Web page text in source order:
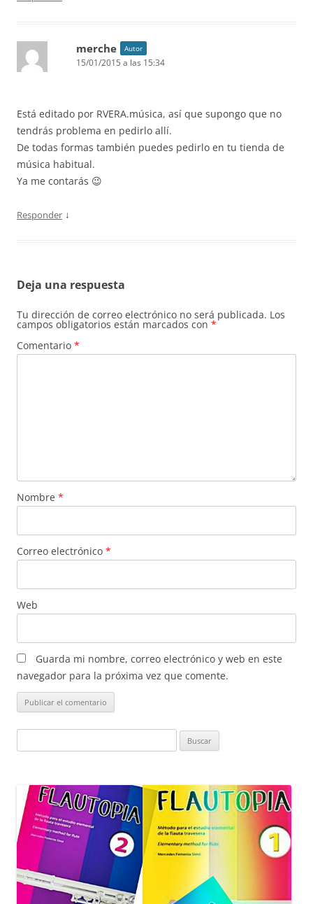
merche Autor
15/01/2015 a las 15:34
Está editado por RVERA.música, así que supongo que no
tendrás problema en pedirlo allí.
De todas formas también puedes pedirlo en tu tienda de
música habitual.
Ya me contarás 😉
Responder ↓
Deja una respuesta
Tu dirección de correo electrónico no será publicada. Los
campos obligatorios están marcados con *
Comentario *
Nombre *
Correo electrónico *
Web
Guarda mi nombre, correo electrónico y web en este
navegador para la próxima vez que comente.